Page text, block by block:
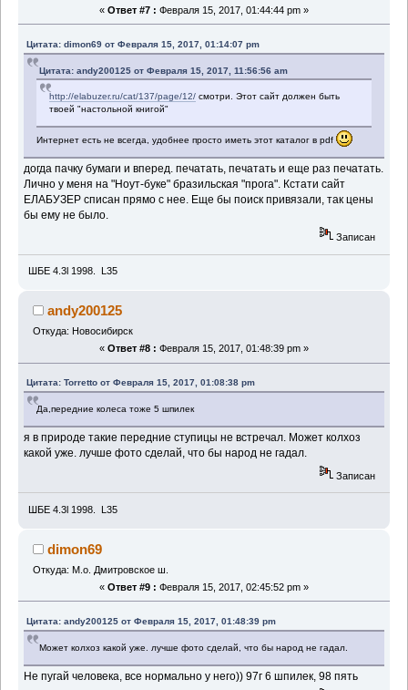
« Ответ #7 : Февраля 15, 2017, 01:44:44 pm »
Цитата: dimon69 от Февраля 15, 2017, 01:14:07 pm
Цитата: andy200125 от Февраля 15, 2017, 11:56:56 am
http://elabuzer.ru/cat/137/page/12/ смотри. Этот сайт должен быть
твоей "настольной книгой"
Интернет есть не всегда, удобнее просто иметь этот каталог в pdf
догда пачку бумаги и вперед. печатать, печатать и еще раз печатать.
Лично у меня на "Ноут-буке" бразильская "прога". Кстати сайт
ЕЛАБУЗЕР списан прямо с нее. Еще бы поиск привязали, так цены
бы ему не было.
Записан
ШБЕ 4.3l 1998. L35
andy200125
Откуда: Новосибирск
« Ответ #8 : Февраля 15, 2017, 01:48:39 pm »
Цитата: Torretto от Февраля 15, 2017, 01:08:38 pm
Да,передние колеса тоже 5 шпилек
я в природе такие передние ступицы не встречал. Может колхоз
какой уже. лучше фото сделай, что бы народ не гадал.
Записан
ШБЕ 4.3l 1998. L35
dimon69
Откуда: М.о. Дмитровское ш.
« Ответ #9 : Февраля 15, 2017, 02:45:52 pm »
Цитата: andy200125 от Февраля 15, 2017, 01:48:39 pm
Может колхоз какой уже. лучше фото сделай, что бы народ не гадал.
Не пугай человека, все нормально у него)) 97г 6 шпилек, 98 пять